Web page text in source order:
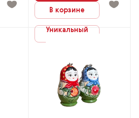
В корзине
Уникальный